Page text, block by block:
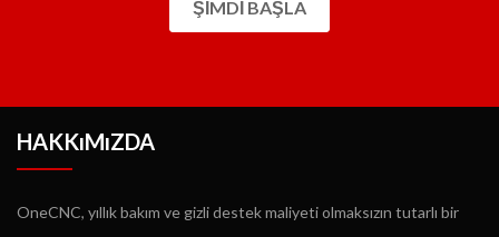
ŞIMDI BAŞLA
HAKKıMıZDA
OneCNC, yıllık bakım ve gizli destek maliyeti olmaksızın tutarlı bir